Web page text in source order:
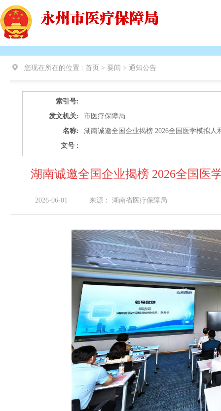
您现在所在的位置 : 首页 > 要闻 > 通知公告
索引号:
发文机关:
市医疗保障局
名称:
湖南诚邀全国企业揭榜 2026全国医学模拟
文号 :
湖南诚邀全国企业揭榜 2026全国医
2026-06-01 来源： 湖南省医疗保障局